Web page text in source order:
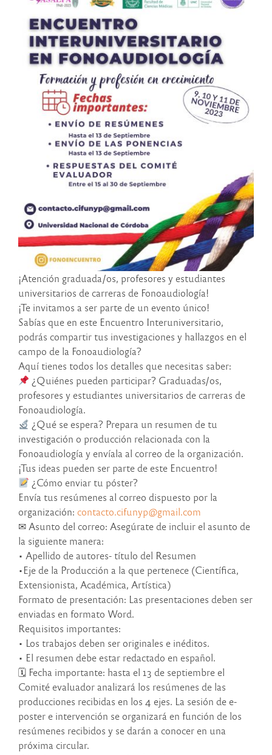
¡Atención graduada/os, profesores y estudiantes
universitarios de carreras de Fonoaudiología!
¡Te invitamos a ser parte de un evento único!
Sabías que en este Encuentro Interuniversitario,
podrás compartir tus investigaciones y hallazgos en el
campo de la Fonoaudiología?
Aquí tienes todos los detalles que necesitas saber:
¿Quiénes pueden participar? Graduadas/os,
profesores y estudiantes universitarios de carreras de
Fonoaudiología.
¿Qué se espera? Prepara un resumen de tu
investigación o producción relacionada con la
Fonoaudiología y envíala al correo de la organización.
¡Tus ideas pueden ser parte de este Encuentro!
¿Cómo enviar tu póster?
Envía tus resúmenes al correo dispuesto por la
organización: contacto.cifunyp@gmail.com
✉ Asunto del correo: Asegúrate de incluir el asunto de
la siguiente manera:
• Apellido de autores- título del Resumen
•Eje de la Producción a la que pertenece (Científica,
Extensionista, Académica, Artística)
Formato de presentación: Las presentaciones deben ser
enviadas en formato Word.
Requisitos importantes:
• Los trabajos deben ser originales e inéditos.
• El resumen debe estar redactado en español.
🗓 Fecha importante: hasta el 13 de septiembre el
Comité evaluador analizará los resúmenes de las
producciones recibidas en los 4 ejes. La sesión de e-
poster e intervención se organizará en función de los
resúmenes recibidos y se darán a conocer en una
próxima circular.